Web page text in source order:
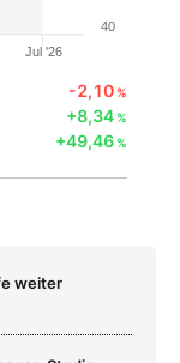
Jul '26
40
-2,10%
+8,34%
+49,46%
weiter